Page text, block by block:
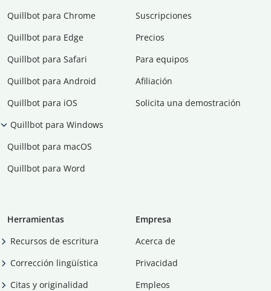
Quillbot para Chrome
Quillbot para Edge
Quillbot para Safari
Quillbot para Android
Quillbot para iOS
Quillbot para Windows
Quillbot para macOS
Quillbot para Word
Suscripciones
Precios
Para equipos
Afiliación
Solicita una demostración
Herramientas
Recursos de escritura
Corrección lingüística
Citas y originalidad
Empresa
Acerca de
Privacidad
Empleos